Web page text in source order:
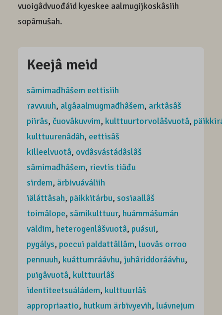
vuoigâdvuođáid kyeskee aalmugijkoskâsiih
sopâmušah.
Keejâ meid
sämimađhâšem eettisiih
ravvuuh, algâaalmugmađhâšem, arktâsâš
piirâs, čuovâkuvvim, kulttuurtorvolâšvuotâ,
kulttuurenâdâh, eettisâš
killeelvuotâ, ovdâsvástádâslâš
sämimađhâšem, rievtis tiäđu
sirdem, ärbivuáváliih
iäláttâsah, päikkitárbu, sosiaallâš
toimâlope, sämikulttuur, huámmášumán
väldim, heterogenlâšvuotâ, puásui,
pygálys, poccui paldattâllâm, luovâs orroo
pennuuh, kuáttumráávhu, juhâriddoráávhu,
puigâvuotâ, kulttuurlâš
identiteetsuáládem, kulttuurlâš
appropriaatio, hutkum ärbivyevih, luávnejum